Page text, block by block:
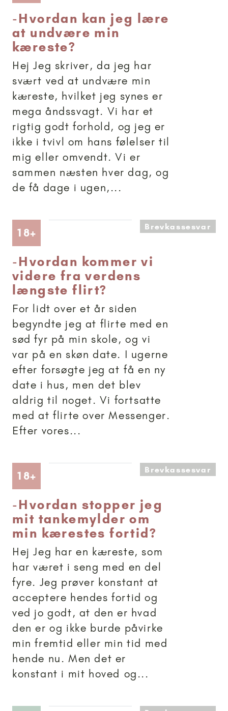
-Hvordan kan jeg lære
at undvære min
kæreste?
Hej Jeg skriver, da jeg har
svært ved at undvære min
kæreste, hvilket jeg synes er
mega åndssvagt. Vi har et
rigtig godt forhold, og jeg er
ikke i tvivl om hans følelser til
mig eller omvendt. Vi er
sammen næsten hver dag, og
de få dage i ugen,...
18+ Artikler anbefalet til 18+Brevkassesvar
-Hvordan kommer vi
videre fra verdens
længste flirt?
For lidt over et år siden
begyndte jeg at flirte med en
sød fyr på min skole, og vi
var på en skøn date. I ugerne
efter forsøgte jeg at få en ny
date i hus, men det blev
aldrig til noget. Vi fortsatte
med at flirte over Messenger.
Efter vores...
18+ Artikler anbefalet til 18+Brevkassesvar
-Hvordan stopper jeg
mit tankemylder om
min kærestes fortid?
Hej Jeg har en kæreste, som
har været i seng med en del
fyre. Jeg prøver konstant at
acceptere hendes fortid og
ved jo godt, at den er hvad
den er og ikke burde påvirke
min fremtid eller min tid med
hende nu. Men det er
konstant i mit hoved og...